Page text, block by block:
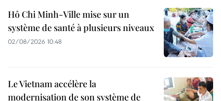
Hô Chi Minh-Ville mise sur un
système de santé à plusieurs niveaux
02/08/2026 10:48
Le Vietnam accélère la
modernisation de son système de